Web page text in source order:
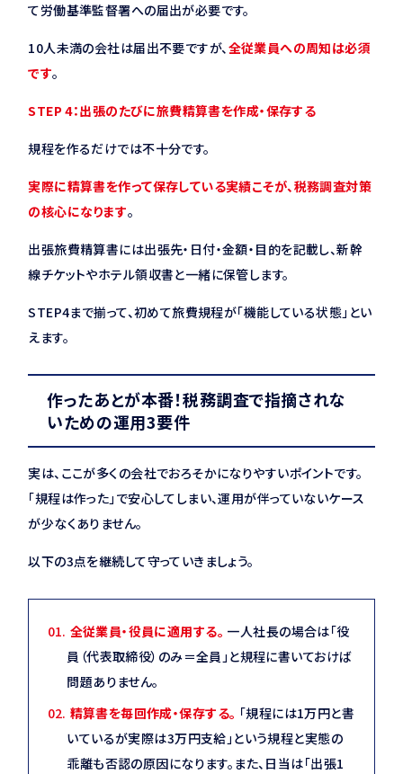
て労働基準監督署への届出が必要です。
10人未満の会社は届出不要ですが、全従業員への周知は必須
です。
STEP 4：出張のたびに旅費精算書を作成・保存する
規程を作るだけでは不十分です。
実際に精算書を作って保存している実績こそが、税務調査対策
の核心になります。
出張旅費精算書には出張先・日付・金額・目的を記載し、新幹
線チケットやホテル領収書と一緒に保管します。
STEP4まで揃って、初めて旅費規程が「機能している状態」とい
えます。
作ったあとが本番！税務調査で指摘されな
いための運用3要件
実は、ここが多くの会社でおろそかになりやすいポイントです。
「規程は作った」で安心してしまい、運用が伴っていないケース
が少なくありません。
以下の3点を継続して守っていきましょう。
全従業員・役員に適用する。 一人社長の場合は「役
員（代表取締役）のみ＝全員」と規程に書いておけば
問題ありません。
精算書を毎回作成・保存する。 「規程には1万円と書
いているが実際は3万円支給」という規程と実態の
乖離も否認の原因になります。また、日当は「出張1